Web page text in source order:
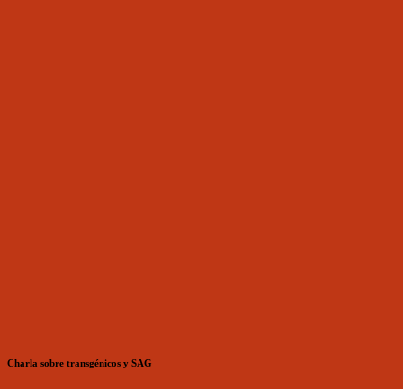
Charla sobre transgénicos y SAG